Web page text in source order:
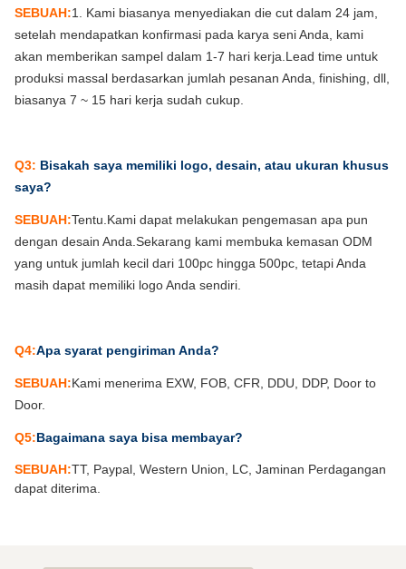
SEBUAH:1. Kami biasanya menyediakan die cut dalam 24 jam,
setelah mendapatkan konfirmasi pada karya seni Anda, kami
akan memberikan sampel dalam 1-7 hari kerja.Lead time untuk
produksi massal berdasarkan jumlah pesanan Anda, finishing, dll,
biasanya 7 ~ 15 hari kerja sudah cukup.
Q3: Bisakah saya memiliki logo, desain, atau ukuran khusus
saya?
SEBUAH:Tentu.Kami dapat melakukan pengemasan apa pun
dengan desain Anda.Sekarang kami membuka kemasan ODM
yang untuk jumlah kecil dari 100pc hingga 500pc, tetapi Anda
masih dapat memiliki logo Anda sendiri.
Q4:Apa syarat pengiriman Anda?
SEBUAH:Kami menerima EXW, FOB, CFR, DDU, DDP, Door to
Door.
Q5:Bagaimana saya bisa membayar?
SEBUAH:TT, Paypal, Western Union, LC, Jaminan Perdagangan
dapat diterima.